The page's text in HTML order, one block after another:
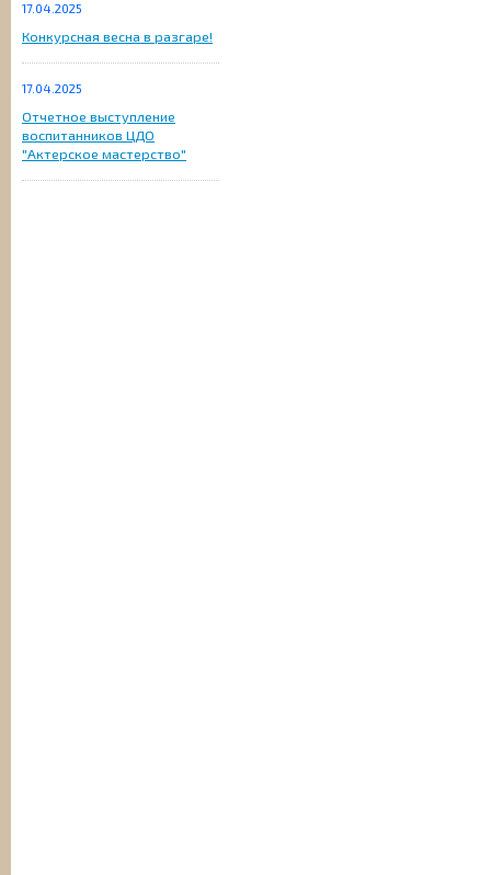
17.04.2025
Конкурсная весна в разгаре!
17.04.2025
Отчетное выступление
воспитанников ЦДО
"Актерское мастерство"